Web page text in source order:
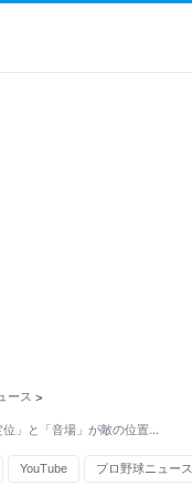
ース >
」と「音場」が敵の位置…
YouTube プロ野球ニュース